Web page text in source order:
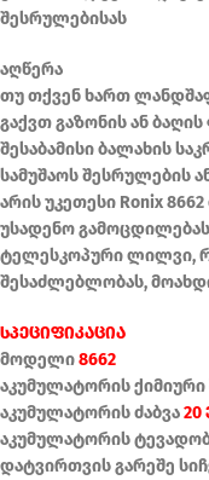
შესრულებისას
აღწერა
თუ თქვენ ხართ
გაქვთ გაზონის ან
შესაბამისი ბალახის
სამუშაოს შესრულების
არის უკეთესი Ronix
უსადენო
ტელესკოპური ლილვი,
შესაძლებლობას,
სპეციფიკაცია
მოდელი8662
აკუმულატორის
აკუმულატორის ძაბვა20
აკუმულატორის
დატვირთვის გარეშე